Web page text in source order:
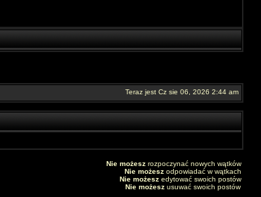
Teraz jest Cz sie 06, 2026 2:44 am
Nie możesz rozpoczynać nowych wątków
Nie możesz odpowiadać w wątkach
Nie możesz edytować swoich postów
Nie możesz usuwać swoich postów